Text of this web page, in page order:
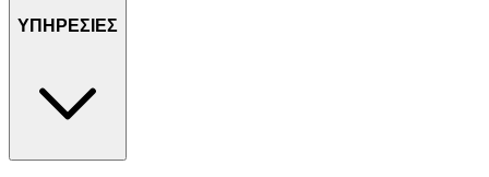
ΥΠΗΡΕΣΙΕΣ